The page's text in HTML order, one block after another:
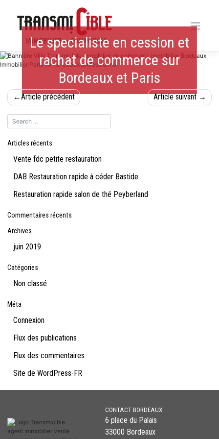
content
Le specialiste en cession et
rachat de commerce sur
Bordeaux et Paris
Navigation
de
l’article
Article précédent Article suivant
Articles récents
Vente fdc petite restauration
DAB Restauration rapide à céder Bastide
Restauration rapide salon de thé Peyberland
Commentaires récents
Archives
juin 2019
Catégories
Non classé
Méta
Connexion
Flux des publications
Flux des commentaires
Site de WordPress-FR
CONTACT BORDEAUX
6 place du Palais
33000 Bordeaux